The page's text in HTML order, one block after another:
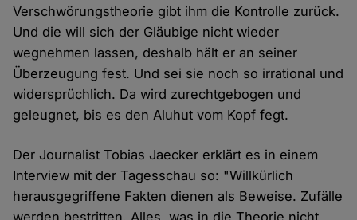
Verschwörungstheorie gibt ihm die Kontrolle zurück.
Und die will sich der Gläubige nicht wieder
wegnehmen lassen, deshalb hält er an seiner
Überzeugung fest. Und sei sie noch so irrational und
widersprüchlich. Da wird zurechtgebogen und
geleugnet, bis es den Aluhut vom Kopf fegt.
Der Journalist Tobias Jaecker erklärt es in einem
Interview mit der Tagesschau so: "Willkürlich
herausgegriffene Fakten dienen als Beweise. Zufälle